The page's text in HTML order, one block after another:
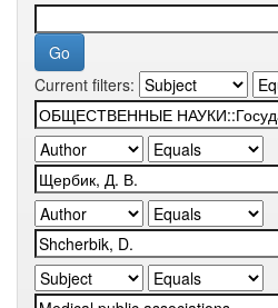
Current filters: